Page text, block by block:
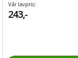
Vår lavpris:
243,-